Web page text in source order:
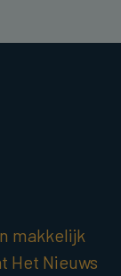
makkelijk
Het Nieuws